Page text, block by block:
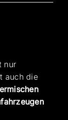
nur
auch die